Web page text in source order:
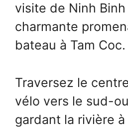
visite de Ninh
charmante
bateau à Tam Coc.
Traversez le
vélo vers le sud-
gardant la rivière